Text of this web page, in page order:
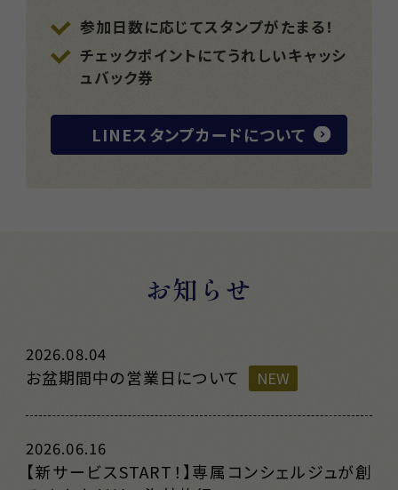
参加日数に応じてスタンプがたまる！
チェックポイントにてうれしいキャッシ
ュバック券
LINEスタンプカードについて
お知らせ
2026.08.04
お盆期間中の営業日について NEW
2026.06.16
【新サービスSTART！】専属コンシェルジュが創